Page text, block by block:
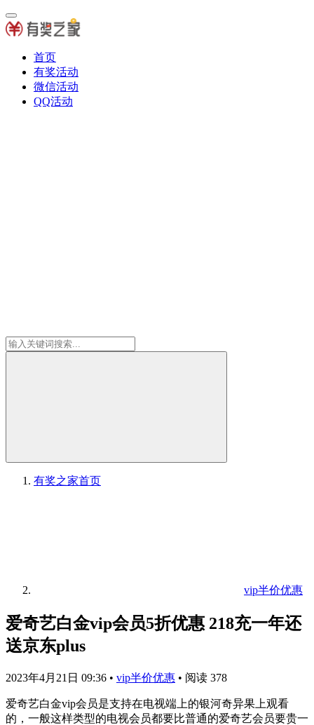
首页
有奖活动
微信活动
QQ活动
有奖之家首页
vip半价优惠
爱奇艺白金vip会员5折优惠 218充一年还
送京东plus
2023年4月21日 09:36 • vip半价优惠 • 阅读 378
爱奇艺白金vip会员是支持在电视端上的银河奇异果上观看
的，一般这样类型的电视会员都要比普通的爱奇艺会员要贵一